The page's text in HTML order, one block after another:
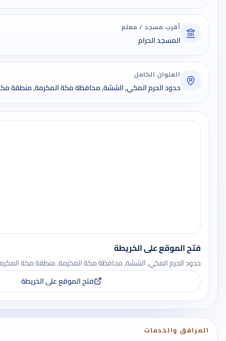
أقرب مسجد / معلم
المسجد الحرام
العنوان الكامل
حدود الحرم المكي, الششة, محافظة مكة المكرمة, منطقة مكة
فتح الموقع على الخريطة
حدود الحرم المكي, الششة, محافظة مكة المكرمة, منطقة مكة المكرمة,
فتح الموقع على الخريطة
المرافق والخدمات